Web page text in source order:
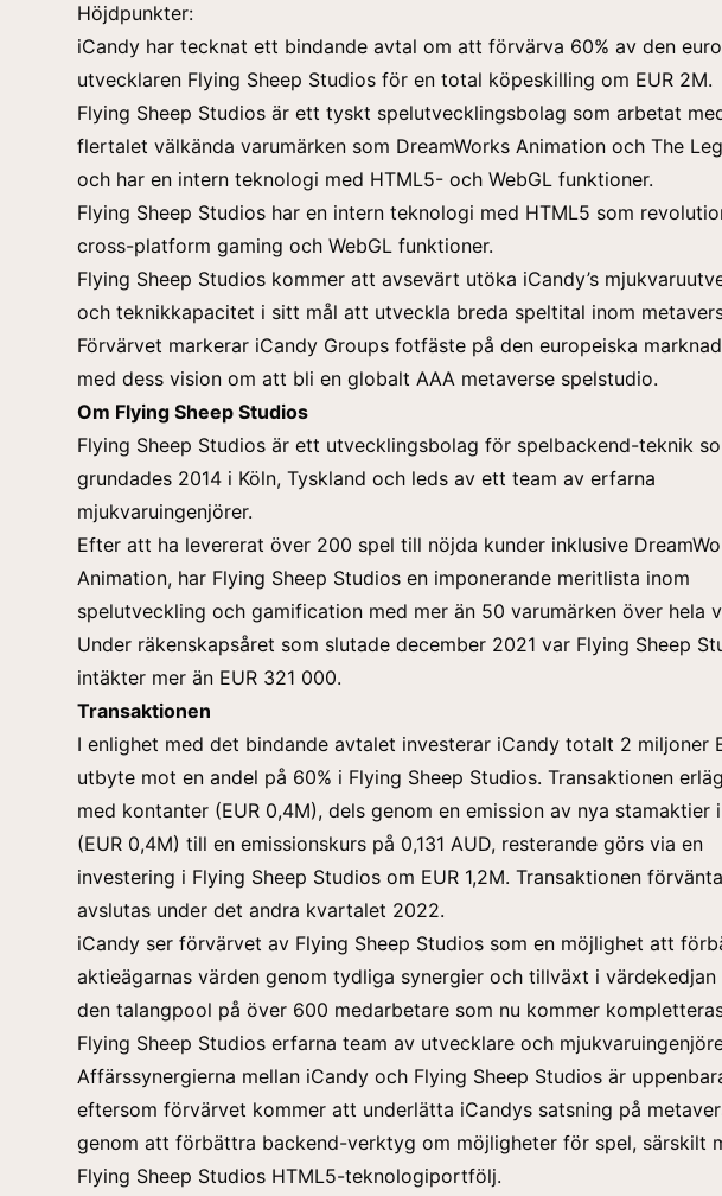
Höjdpunkter:
iCandy har tecknat ett bindande avtal om att förvärva 60% av den
utvecklaren Flying Sheep Studios för en total köpeskilling om EUR 2M.
Flying Sheep Studios är ett tyskt spelutvecklingsbolag som arbetat
flertalet välkända varumärken som DreamWorks Animation och The
och har en intern teknologi med HTML5- och WebGL funktioner.
Flying Sheep Studios har en intern teknologi med HTML5 som
cross-platform gaming och WebGL funktioner.
Flying Sheep Studios kommer att avsevärt utöka iCandy’s
och teknikkapacitet i sitt mål att utveckla breda speltital inom
Förvärvet markerar iCandy Groups fotfäste på den europeiska
med dess vision om att bli en globalt AAA metaverse spelstudio.
Om Flying Sheep Studios
Flying Sheep Studios är ett utvecklingsbolag för spelbackend-teknik
grundades 2014 i Köln, Tyskland och leds av ett team av erfarna
mjukvaruingenjörer.
Efter att ha levererat över 200 spel till nöjda kunder inklusive
Animation, har Flying Sheep Studios en imponerande meritlista inom
spelutveckling och gamification med mer än 50 varumärken över hela
Under räkenskapsåret som slutade december 2021 var Flying Sheep
intäkter mer än EUR 321 000.
Transaktionen
I enlighet med det bindande avtalet investerar iCandy totalt 2 miljoner
utbyte mot en andel på 60% i Flying Sheep Studios. Transaktionen
med kontanter (EUR 0,4M), dels genom en emission av nya stamaktier
(EUR 0,4M) till en emissionskurs på 0,131 AUD, resterande görs via en
investering i Flying Sheep Studios om EUR 1,2M. Transaktionen
avslutas under det andra kvartalet 2022.
iCandy ser förvärvet av Flying Sheep Studios som en möjlighet att
aktieägarnas värden genom tydliga synergier och tillväxt i värdekedjan
den talangpool på över 600 medarbetare som nu kommer
Flying Sheep Studios erfarna team av utvecklare och
Affärssynergierna mellan iCandy och Flying Sheep Studios är
eftersom förvärvet kommer att underlätta iCandys satsning på
genom att förbättra backend-verktyg om möjligheter för spel, särskilt
Flying Sheep Studios HTML5-teknologiportfölj.